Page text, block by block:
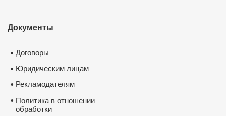
Документы
• Договоры
• Юридическим лицам
• Рекламодателям
• Политика в отношении
обработки